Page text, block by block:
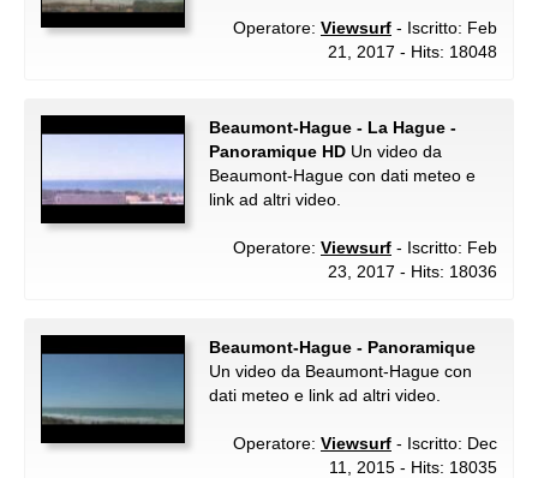
Operatore: Viewsurf - Iscritto: Feb
21, 2017 - Hits: 18048
Beaumont-Hague - La Hague -
Panoramique HD Un video da
Beaumont-Hague con dati meteo e
link ad altri video.
Operatore: Viewsurf - Iscritto: Feb
23, 2017 - Hits: 18036
Beaumont-Hague - Panoramique
Un video da Beaumont-Hague con
dati meteo e link ad altri video.
Operatore: Viewsurf - Iscritto: Dec
11, 2015 - Hits: 18035